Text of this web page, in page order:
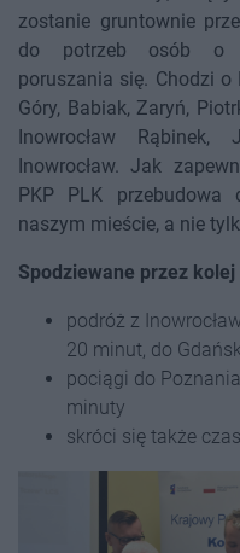
zostanie gruntownie
do potrzeb osób o
poruszania się. Chodzi o
Góry, Babiak, Zaryń,
Inowrocław
Inowrocław. Jak
PKP PLK przebudowa
naszym mieście, a nie
Spodziewane przez
podróż z
20 minut, do
pociągi do
minuty
skróci się także